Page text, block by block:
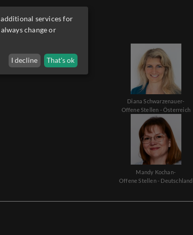
Diana Schwarzenauer-
Offene Stellen - Österreich
Mandy Kochan-
Offene Stellen - Deutschland
services for
always change or
I decline That's ok